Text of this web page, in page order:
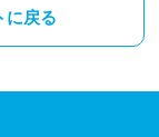
に戻る